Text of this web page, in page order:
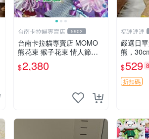
台南卡拉貓專賣店 5902
台南卡拉貓專賣店 MOMO
熊花束 猴子花束 情人節禮
物 二選一 可繡字 可今天寄
明天到
$2,380
福運連連
嚴選日
熊，
軟糯推
毛絨玩具
$529
折扣碼